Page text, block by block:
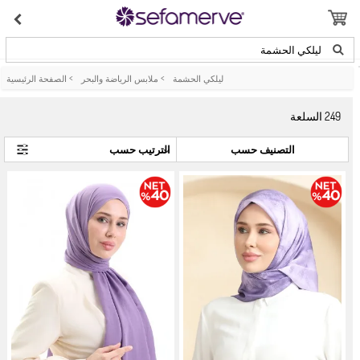
ليلكي الحشمة
الصفحة الرئيسية > ملابس الرياضة والبحر > ليلكي الحشمة
249السلعة
التصنيف حسب